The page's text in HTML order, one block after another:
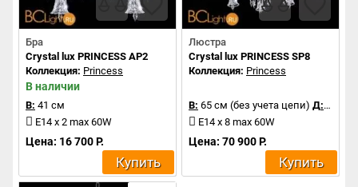
Бра
Crystal lux PRINCESS AP2
Коллекция: Princess
В наличии
В: 41 см
E14 x 2 max 60W
Цена: 16 700 Р.
Купить
Люстра
Crystal lux PRINCESS SP8
Коллекция: Princess
В: 65 см (без учета цепи) Д:75 см
E14 x 8 max 60W
Цена: 70 900 Р.
Купить